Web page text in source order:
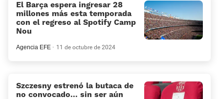
El Barça espera ingresar 28
millones más esta temporada
con el regreso al Spotify Camp
Nou
Agencia EFE 11 de octubre de 2024
Szczesny estrenó la butaca de
no convocado... sin ser aún